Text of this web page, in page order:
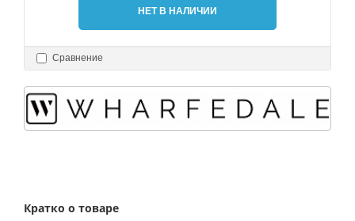
НЕТ В НАЛИЧИИ
Сравнение
Кратко о товаре